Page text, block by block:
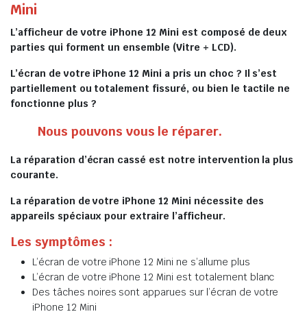
Mini
L’afficheur de votre iPhone 12 Mini est composé de deux
parties qui forment un ensemble (Vitre + LCD).
L’écran de votre iPhone 12 Mini a pris un choc ? Il s’est
partiellement ou totalement fissuré, ou bien le tactile ne
fonctionne plus ?
Nous pouvons vous le réparer.
La réparation d’écran cassé est notre intervention la plus
courante.
La réparation de votre iPhone 12 Mini nécessite des
appareils spéciaux pour extraire l’afficheur.
Les symptômes :
L’écran de votre iPhone 12 Mini ne s’allume plus
L’écran de votre iPhone 12 Mini est totalement blanc
Des tâches noires sont apparues sur l’écran de votre
iPhone 12 Mini